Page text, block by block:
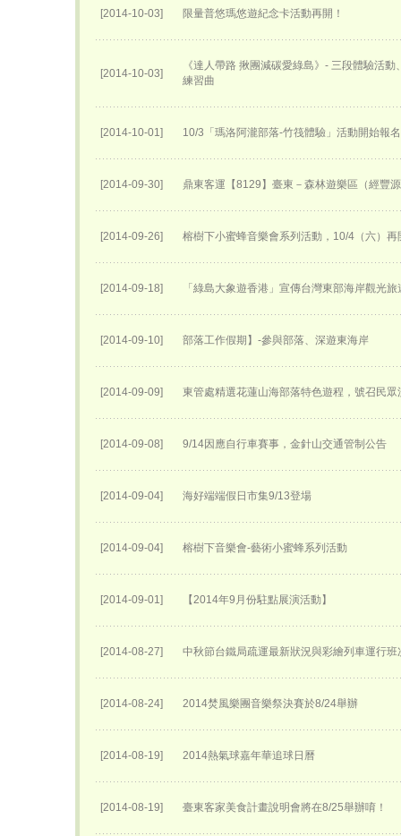
[2014-10-03] 限量普悠瑪悠遊紀念卡活動再開！
[2014-10-03]
《達人帶路 揪團減碳愛綠島》- 三段體驗活
練習曲
[2014-10-01] 10/3「瑪洛阿瀧部落-竹筏體驗」活動開始報
[2014-09-30] 鼎東客運【8129】臺東－森林遊樂區（經豐
[2014-09-26] 榕樹下小蜜蜂音樂會系列活動，10/4（六）再
[2014-09-18] 「綠島大象遊香港」宣傳台灣東部海岸觀光
[2014-09-10] 部落工作假期】-參與部落、深遊東海岸
[2014-09-09] 東管處精選花蓮山海部落特色遊程，號召民
[2014-09-08] 9/14因應自行車賽事，金針山交通管制公告
[2014-09-04] 海好端端假日市集9/13登場
[2014-09-04] 榕樹下音樂會-藝術小蜜蜂系列活動
[2014-09-01] 【2014年9月份駐點展演活動】
[2014-08-27] 中秋節台鐵局疏運最新狀況與彩繪列車運行班
[2014-08-24] 2014焚風樂團音樂祭決賽於8/24舉辦
[2014-08-19] 2014熱氣球嘉年華追球日曆
[2014-08-19] 臺東客家美食計畫說明會將在8/25舉辦唷！